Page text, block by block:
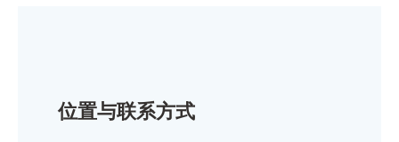
位置与联系方式